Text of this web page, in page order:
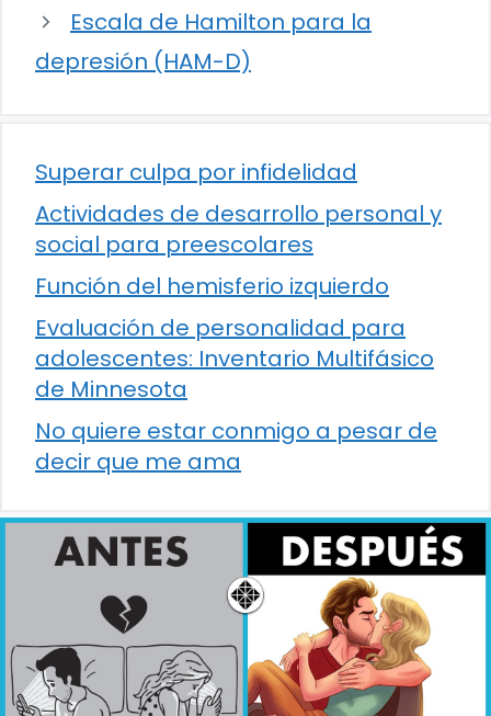
Escala de Hamilton para la
depresión (HAM-D)
Superar culpa por infidelidad
Actividades de desarrollo personal y
social para preescolares
Función del hemisferio izquierdo
Evaluación de personalidad para
adolescentes: Inventario Multifásico
de Minnesota
No quiere estar conmigo a pesar de
decir que me ama